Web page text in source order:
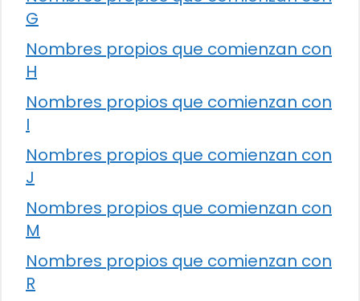
G
Nombres propios que comienzan con
H
Nombres propios que comienzan con
I
Nombres propios que comienzan con
J
Nombres propios que comienzan con
M
Nombres propios que comienzan con
R